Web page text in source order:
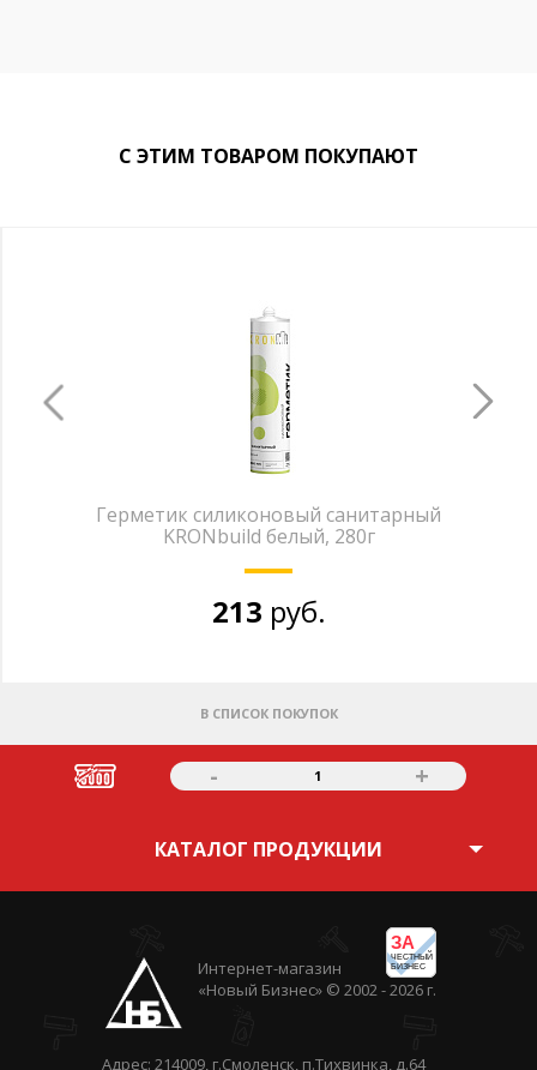
С ЭТИМ ТОВАРОМ ПОКУПАЮТ
Герметик силиконовый санитарный
KRONbuild белый, 280г
213 руб.
В СПИСОК ПОКУПОК
- 1 +
КАТАЛОГ ПРОДУКЦИИ
ЗА
ЧЕСТНЫЙ
БИЗНЕС
Интернет-магазин
«Новый Бизнес» © 2002 - 2026 г.
Адрес: 214009, г.Смоленск, п.Тихвинка, д.64